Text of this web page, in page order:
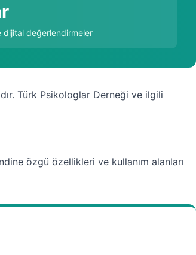
dijital değerlendirmeler
Türk Psikologlar Derneği ve ilgili
özgü özellikleri ve kullanım alanları